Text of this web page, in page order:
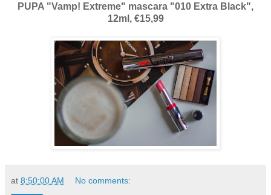
PUPA "Vamp! Extreme" mascara "010 Extra Black",
12ml, €15,99
at 8:50:00 AM No comments: